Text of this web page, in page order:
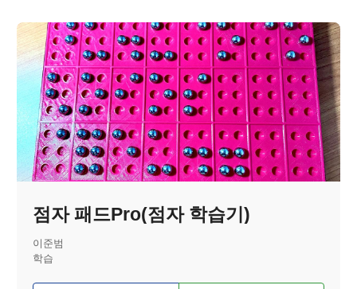
점자 패드Pro(점자 학습기)
이준범
학습